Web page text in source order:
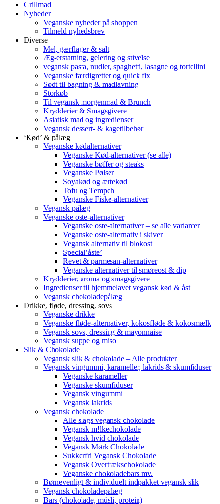
Grillmad
Nyheder
Veganske nyheder på shoppen
Tilmeld nyhedsbrev
Diverse
Mel, gærflager & salt
Æg-erstatning, gelering og stivelse
vegansk pasta, nudler, spaghetti, lasagne og tortellini
Veganske færdigretter og quick fix
Sødt til bagning & madlavning
Storkøb
Til vegansk morgenmad & Brunch
Krydderier & Smagsgivere
Asiatisk mad og ingredienser
Vegansk dessert- & kagetilbehør
‘Kød’ & pålæg
Veganske kødalternativer
Veganske Kød-alternativer (se alle)
Veganske bøffer og steaks
Veganske Pølser
Soyakød og ærtekød
Tofu og Tempeh
Veganske Fiske-alternativer
Vegansk pålæg
Veganske oste-alternativer
Veganske oste-alternativer – se alle varianter
Veganske oste-alternativ i skiver
Vegansk alternativ til blokost
Special’åste’
Revet & parmesan-alternativer
Veganske alternativer til smøreost & dip
Krydderier, aroma og smagsgivere
Ingredienser til hjemmelavet vegansk kød & åst
Vegansk chokoladepålæg
Drikke, fløde, dressing, sovs
Veganske drikke
Veganske fløde-alternativer, kokosfløde & kokosmælk
Vegansk sovs, dressing & mayonnaise
Vegansk suppe og miso
Slik & Chokolade
Vegansk slik & chokolade – Alle produkter
Vegansk vingummi, karameller, lakrids & skumfiduser
Veganske karameller
Veganske skumfiduser
Vegansk vingummi
Vegansk lakrids
Vegansk chokolade
Alle slags vegansk chokolade
Vegansk m!lkechokolade
Vegansk hvid chokolade
Vegansk Mørk Chokolade
Sukkerfri Vegansk Chokolade
Vegansk Overtrækschokolade
Veganske chokoladebars mv.
Børnevenligt & individuelt indpakket vegansk slik
Vegansk chokoladepålæg
Bars (chokolade, müsli, protein)